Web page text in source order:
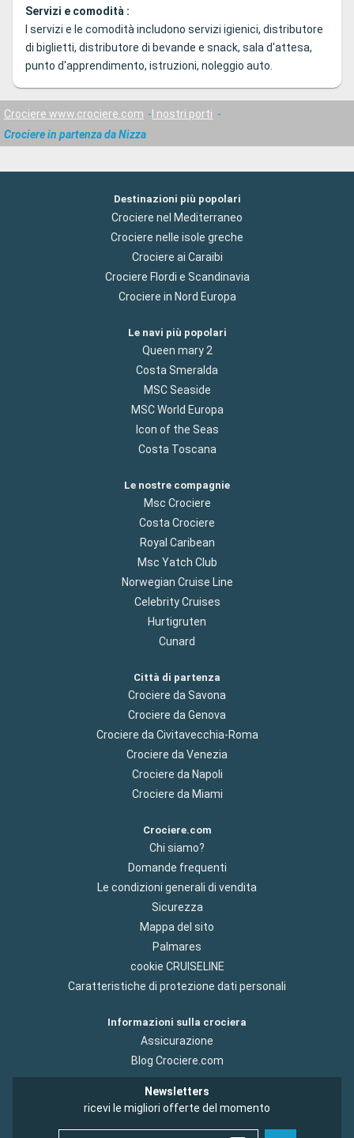
Servizi e comodità :
I servizi e le comodità includono servizi igienici, distributore
di biglietti, distributore di bevande e snack, sala d'attesa,
punto d'apprendimento, istruzioni, noleggio auto.
Crociere www.crociere.com
I nostri porti
Crociere in partenza da Nizza
Destinazioni più popolari
Crociere nel Mediterraneo
Crociere nelle isole greche
Crociere ai Caraibi
Crociere Flordi e Scandinavia
Crociere in Nord Europa
Le navi più popolari
Queen mary 2
Costa Smeralda
MSC Seaside
MSC World Europa
Icon of the Seas
Costa Toscana
Le nostre compagnie
Msc Crociere
Costa Crociere
Royal Caribean
Msc Yatch Club
Norwegian Cruise Line
Celebrity Cruises
Hurtigruten
Cunard
Città di partenza
Crociere da Savona
Crociere da Genova
Crociere da Civitavecchia-Roma
Crociere da Venezia
Crociere da Napoli
Crociere da Miami
Crociere.com
Chi siamo?
Domande frequenti
Le condizioni generali di vendita
Sicurezza
Mappa del sito
Palmares
cookie CRUISELINE
Caratteristiche di protezione dati personali
Informazioni sulla crociera
Assicurazione
Blog Crociere.com
Newsletters
ricevi le migliori offerte del momento